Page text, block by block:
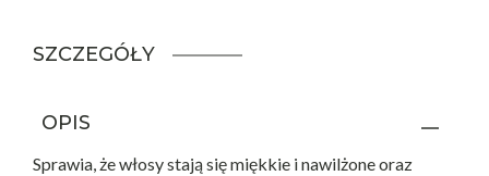
SZCZEGÓŁY
OPIS
Sprawia, że włosy stają się miękkie i nawilżone oraz